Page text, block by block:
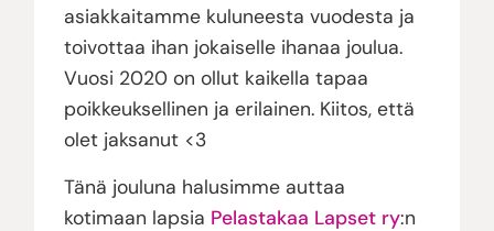
asiakkaitamme kuluneesta vuodesta ja
toivottaa ihan jokaiselle ihanaa joulua.
Vuosi 2020 on ollut kaikella tapaa
poikkeuksellinen ja erilainen. Kiitos, että
olet jaksanut <3
Tänä jouluna halusimme auttaa
kotimaan lapsia Pelastakaa Lapset ry:n